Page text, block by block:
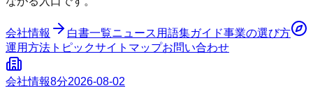
会社情報 白書一覧ニュース 用語集ガイド事業の選び方
運用方法 トピックサイトマップお問い合わせ
会社情報8分2026-08-02